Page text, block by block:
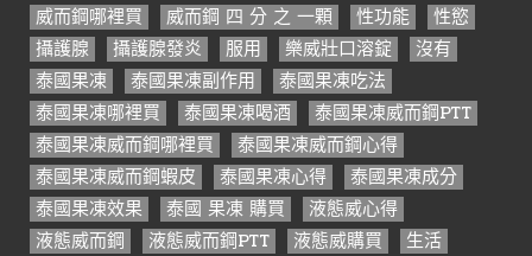
威而鋼哪裡買
威而鋼 四 分 之 一顆 性功能
性慾
攝護腺
攝護腺發炎 服用 樂威壯口溶錠
沒有
泰國果凍
泰國果凍副作用
泰國果凍吃法
泰國果凍哪裡買
泰國果凍喝酒
泰國果凍威而鋼PTT
泰國果凍威而鋼哪裡買
泰國果凍威而鋼心得
泰國果凍威而鋼蝦皮
泰國果凍心得
泰國果凍成分
泰國果凍效果
泰國 果凍 購買
液態威心得
液態威而鋼
液態威而鋼PTT 液態威購買
生活